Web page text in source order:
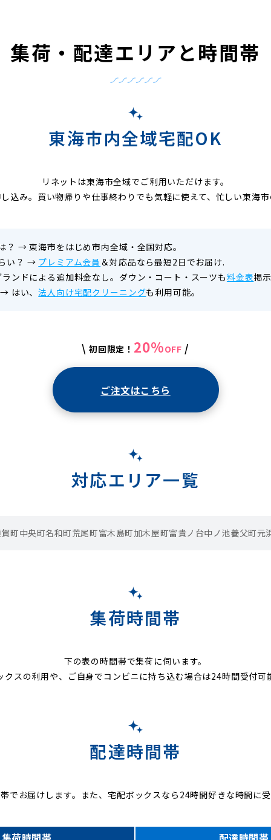
集荷・配達エリアと時間帯
東海市内全域宅配OK
リネットは東海市全域でご利用いただけます。
込み。買い物帰りや仕事終わりでも気軽に使えて、忙しい東海
？ →東海市をはじめ市内全域・全国対応。
い？ → プレミアム会員 ＆対応品なら最短2日でお届け.
ランドによる追加料金なし。ダウン・コート・スーツも料金表掲
→ はい、法人向け宅配クリーニングも利用可能。
\ 初回限定！ 20%OFF /
ご注文はこちら
対応エリア一覧
町中央町名和町荒尾町富木島町加木屋町富貴ノ台中ノ池養父町元
集荷時間帯
下の表の時間帯で集荷に伺います。
クスの利用や、ご自身でコンビニに持ち込む場合は24時間受付可
配達時間帯
でお届けします。また、宅配ボックスなら24時間好きな時間に